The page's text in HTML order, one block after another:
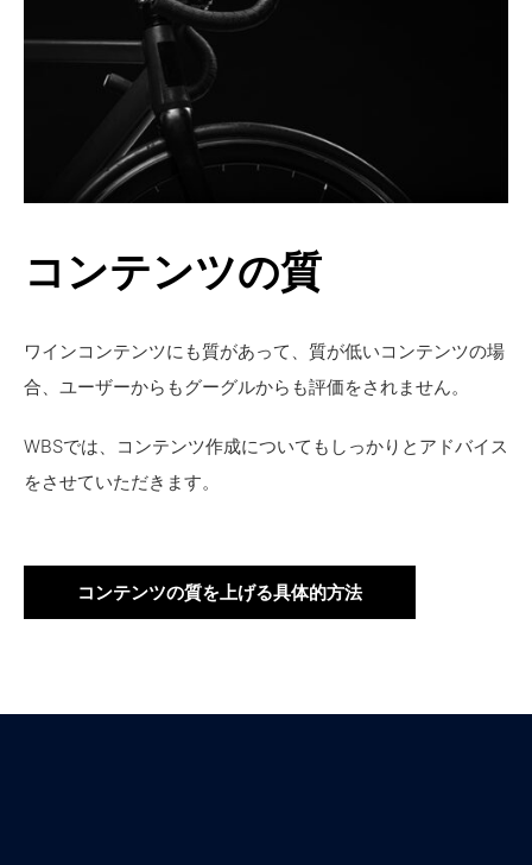
コンテンツの質
ワインコンテンツにも質があって、質が低いコンテンツの場
合、ユーザーからもグーグルからも評価をされません。
WBSでは、コンテンツ作成についてもしっかりとアドバイス
をさせていただきます。
コンテンツの質を上げる具体的方法